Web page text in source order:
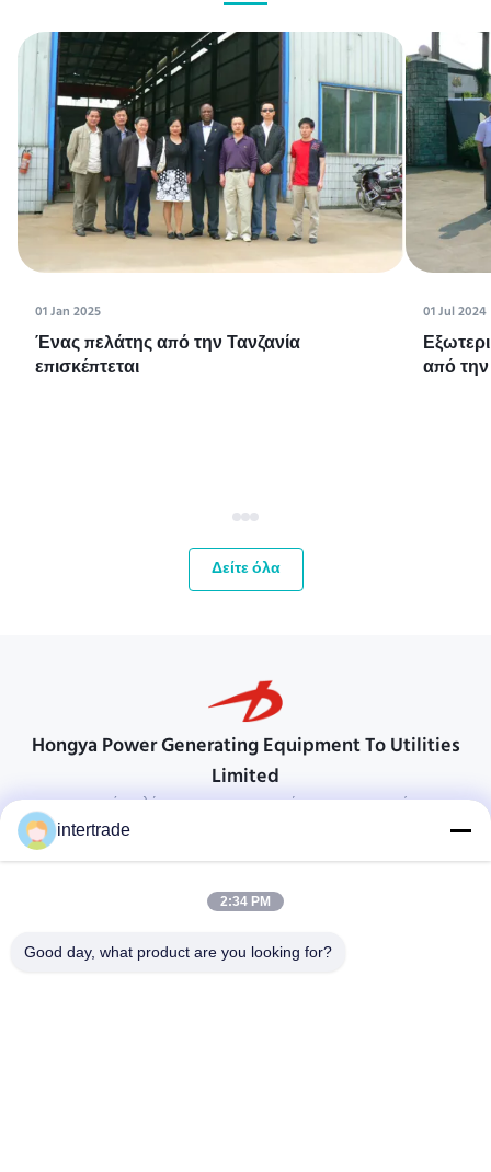
01 Jan 2025
Ένας πελάτης από την Τανζανία
επισκέπτεται
01 Jul 2024
από
Δείτε όλα
Hongya Power Generating Equipment To Utilities
Limited
προσαρμοσμένες λύσεις για να ανταποκρίνονται στις απαιτήσεις των
Χωριό Anxi, πόλη Yuping, νομός Hongya, Κίνα
86-28-37561966-8:00
intertrade
2:34 PM
Good day, what product are you looking for?